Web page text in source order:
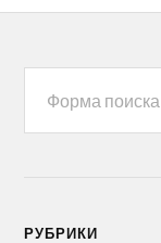
РУБРИКИ